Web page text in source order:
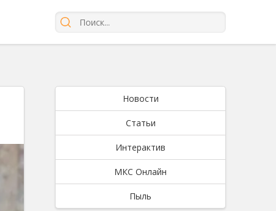
Новости
Статьи
Интерактив
МКС Онлайн
Пыль